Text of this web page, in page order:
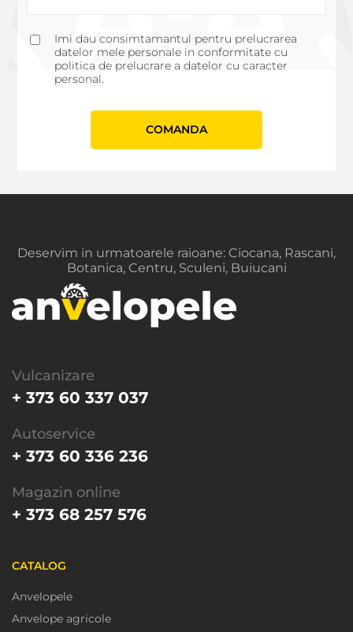
Imi dau consimtamantul pentru prelucrarea
datelor mele personale in conformitate cu
politica de prelucrare a datelor cu caracter
personal.
СOMANDA
Deservim in urmatoarele raioane: Ciocana, Rascani,
Botanica, Centru, Sculeni, Buiucani
Vulcanizare
+ 373 60 337 037
Autoservice
+ 373 60 336 236
Magazin online
+ 373 68 257 576
CATALOG
Anvelopele
Anvelope agricole